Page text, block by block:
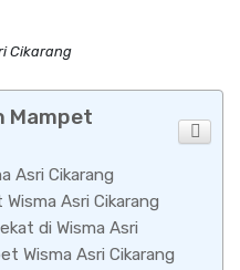
Cikarang
Mampet
Asri Cikarang
Asri Cikarang
di Wisma Asri
Wisma Asri Cikarang